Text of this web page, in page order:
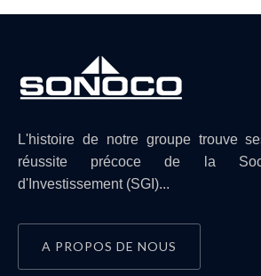
L'histoire de notre groupe trouve
réussite précoce de la
d'Investissement (SGI)...
A PROPOS DE NOUS